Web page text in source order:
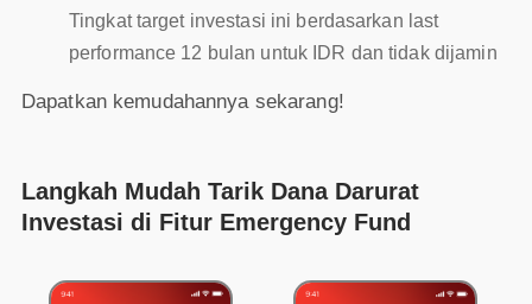
Tingkat target investasi ini berdasarkan last
performance 12 bulan untuk IDR dan tidak dijamin
Dapatkan kemudahannya sekarang!
Langkah Mudah Tarik Dana Darurat
Investasi di Fitur Emergency Fund